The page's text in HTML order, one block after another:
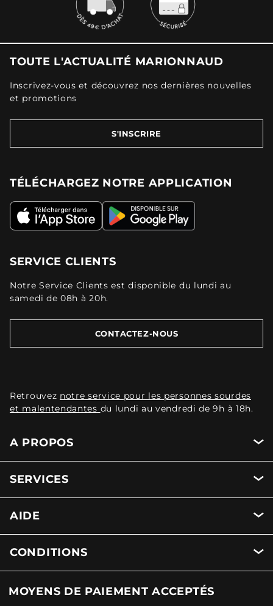
TOUTE L'ACTUALITÉ MARIONNAUD
Inscrivez-vous et découvrez nos dernières nouvelles
et promotions
S'INSCRIRE
TÉLÉCHARGEZ NOTRE APPLICATION
SERVICE CLIENTS
Notre Service Clients est disponible du lundi au
samedi de 08h à 20h.
CONTACTEZ-NOUS
Retrouvez notre service pour les personnes sourdes
et malentendantes du lundi au vendredi de 9h à 18h.
A PROPOS
SERVICES
AIDE
CONDITIONS
MOYENS DE PAIEMENT ACCEPTÉS